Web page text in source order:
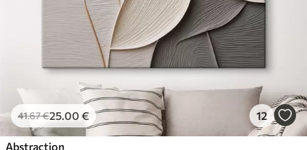
41.67€25.00 € 12
Abstraction